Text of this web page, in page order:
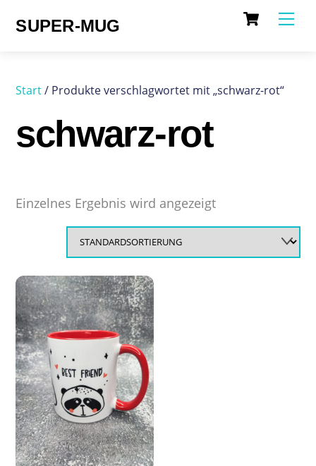
Cart
SUPER-MUG
Start/ Produkte verschlagwortet mit „schwarz-rot“
schwarz-rot
Einzelnes Ergebnis wird angezeigt